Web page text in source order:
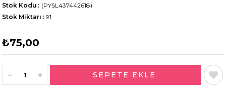
(PYSL437442618)
Stok Kodu
Stok Miktarı : 91
₺75,00